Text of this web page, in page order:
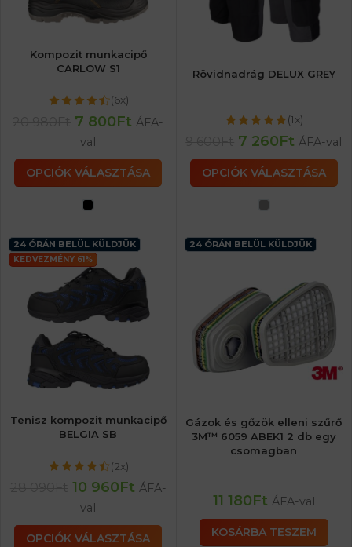
Kompozit munkacipő
CARLOW S1
(6x)
7 800Ft ÁFA-
val
OPCIÓK VÁLASZTÁSA
Rövidnadrág DELUX GREY
(1x)
7 260Ft ÁFA-val
OPCIÓK VÁLASZTÁSA
24 ÓRÁN BELÜL KÜLDJÜK
KEDVEZMÉNY 61%
Tenisz kompozit munkacipő
BELGIA SB
(2x)
10 960Ft ÁFA-
val
OPCIÓK VÁLASZTÁSA
24 ÓRÁN BELÜL KÜLDJÜK
Gázok és gőzök elleni szűrő
3M™ 6059 ABEK1 2 db egy
csomagban
11 180Ft ÁFA-val
KOSÁRBA TESZEM